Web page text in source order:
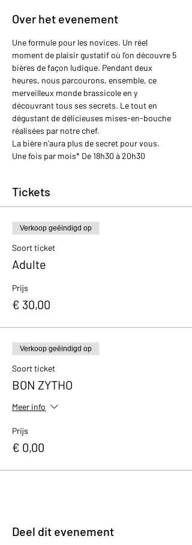
Over het evenement
Une formule pour les novices. Un réel
moment de plaisir gustatif où l’on découvre 5
bières de façon ludique. Pendant deux
heures, nous parcourons, ensemble, ce
merveilleux monde brassicole en y
découvrant tous ses secrets. Le tout en
dégustant de délicieuses mises-en-bouche
réalisées par notre chef.
La bière n’aura plus de secret pour vous.
Une fois par mois* De 18h30 à 20h30
Tickets
Verkoop geëindigd op
Soort ticket
Adulte
Prijs
€ 30,00
Verkoop geëindigd op
Soort ticket
BON ZYTHO
Meer info
Prijs
€ 0,00
Deel dit evenement